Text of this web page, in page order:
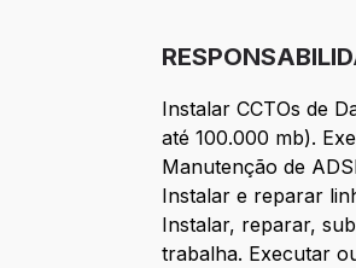
Instalar CCTOs de
até 100.000 mb).
Manutenção de
Instalar e reparar
Instalar, reparar,
trabalha. Executar